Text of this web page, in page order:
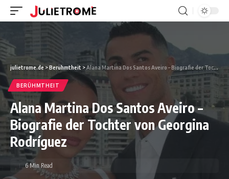
julietrome.de >Berühmtheit >Alana Martina Dos Santos Aveiro – Biografie der Tochter von Georgina Rodríguez
BERÜHMTHEIT
Alana Martina Dos Santos Aveiro –
Biografie der Tochter von Georgina
Rodríguez
6 Min Read